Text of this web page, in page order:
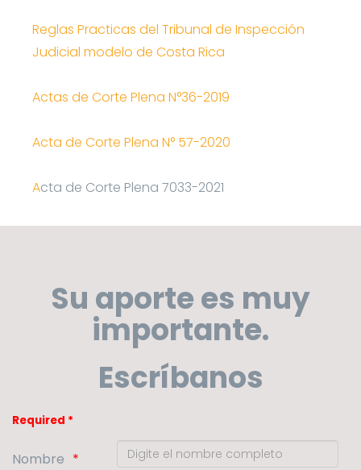
Reglas Practicas del Tribunal de Inspección
Judicial modelo de Costa Rica
Actas de Corte Plena N°36-2019
Acta de Corte Plena N° 57-2020
Acta de Corte Plena 7033-2021
Su aporte es muy
importante.
Escríbanos
Required *
Nombre